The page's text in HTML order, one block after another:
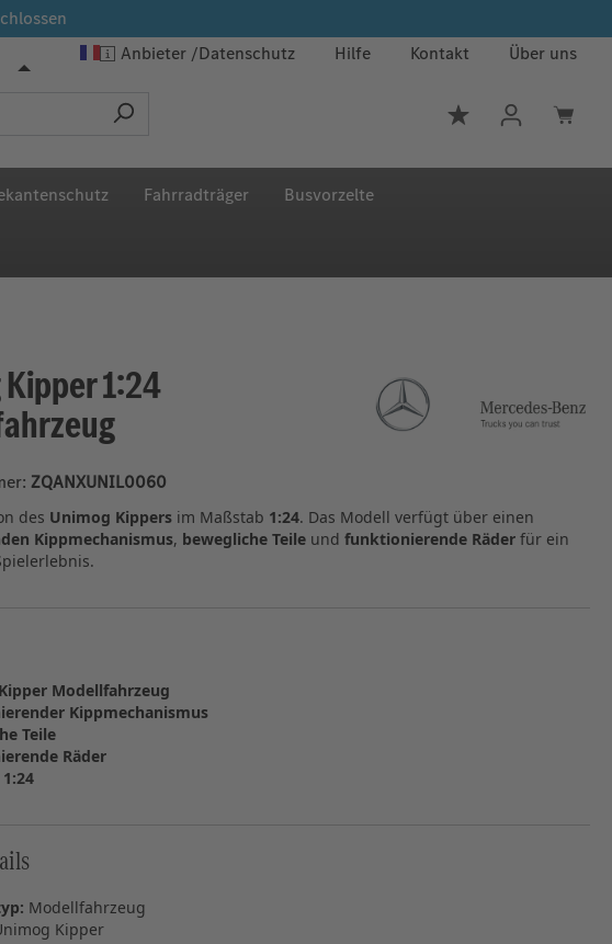
Anbieter Datenschutz Hilfe Kontakt Über uns
Du hast 0
Fahrradträger Busvorzelte
1:24
ZQANXUNIL0060
des Unimog Kippers im Maßstab 1:24. Das Modell verfügt über einen
Kippmechanismus, bewegliche Teile und funktionierende Räder für ein
Modellfahrzeug
Kippmechanismus
Teile
Räder
Modellfahrzeug
Kipper